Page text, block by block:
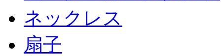
ネックレス
扇子